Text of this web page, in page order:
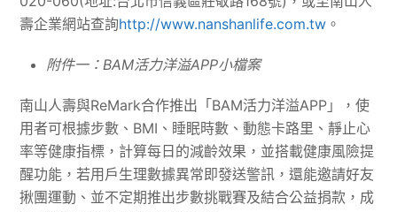
壽企業網站查詢http://www.nanshanlife.com.tw 。
附件一：BAM活力洋溢APP小檔案
南山人壽與ReMark合作推出「BAM活力洋溢APP」，使
用者可根據步數、BMI、睡眠時數、動態卡路里、靜止心
率等健康指標，計算每日的減齡效果，並搭載健康風險提
醒功能，若用戶生理數據異常即發送警訊，還能邀請好友
揪團運動、並不定期推出步數挑戰賽及結合公益捐款，成